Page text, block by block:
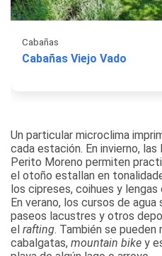
Cabañas
Cabañas Viejo Vado
Un particular microclima
cada estación. En invierno,
Perito Moreno permiten
el otoño estallan en
los cipreses, coihues y
En verano, los cursos de
paseos lacustres y otros
el rafting. También se pueden
cabalgatas, mountain bike y